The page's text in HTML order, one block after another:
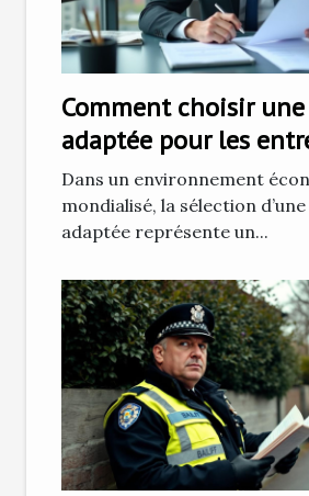
Comment choisir une
adaptée pour les
internationales en
Dans un environnement
mondialisé, la sélection
adaptée représente un...